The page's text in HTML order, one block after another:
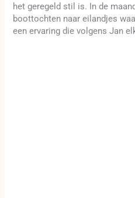
het geregeld stil is. In de
boottochten naar eilandjes
een ervaring die volgens Jan